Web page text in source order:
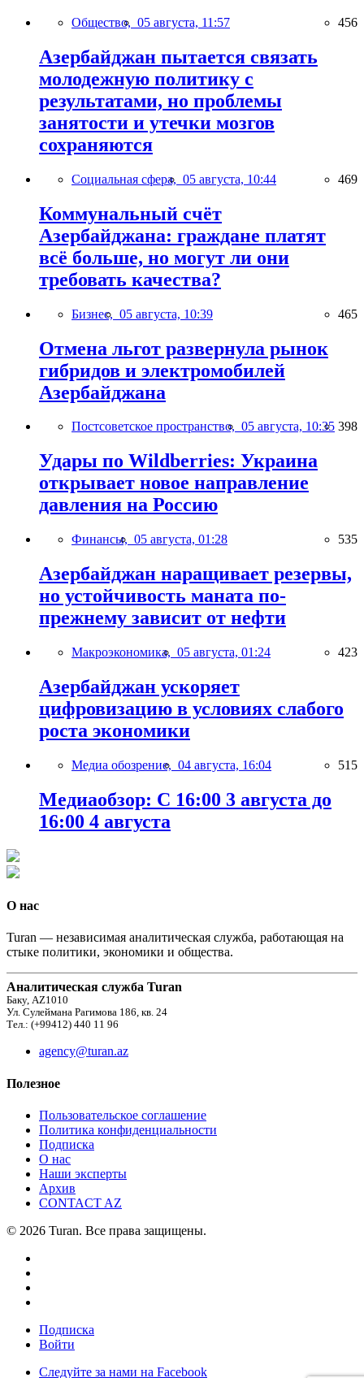
Общество, 05 августа, 11:57 456
Азербайджан пытается связать
молодежную политику с
результатами, но проблемы
занятости и утечки мозгов
сохраняются
Социальная сфера, 05 августа, 10:44 469
Коммунальный счёт
Азербайджана: граждане платят
всё больше, но могут ли они
требовать качества?
Бизнес, 05 августа, 10:39 465
Отмена льгот развернула рынок
гибридов и электромобилей
Азербайджана
Постсоветское пространство, 05 августа, 10:35 398
Удары по Wildberries: Украина
открывает новое направление
давления на Россию
Финансы, 05 августа, 01:28 535
Азербайджан наращивает резервы,
но устойчивость маната по-
прежнему зависит от нефти
Макроэкономика, 05 августа, 01:24 423
Азербайджан ускоряет
цифровизацию в условиях слабого
роста экономики
Медиа обозрение, 04 августа, 16:04 515
Медиаобзор: С 16:00 3 августа до
16:00 4 августа
О нас
Turan — независимая аналитическая служба, работающая на
стыке политики, экономики и общества.
Аналитическая служба Turan
Баку, AZ1010
Ул. Сулеймана Рагимова 186, кв. 24
Тел.: (+99412) 440 11 96
agency@turan.az
Полезное
Пользовательское соглашение
Политика конфиденциальности
Подписка
О нас
Наши эксперты
Архив
CONTACT AZ
© 2026 Turan. Все права защищены.
Подписка
Войти
Следуйте за нами на Facebook